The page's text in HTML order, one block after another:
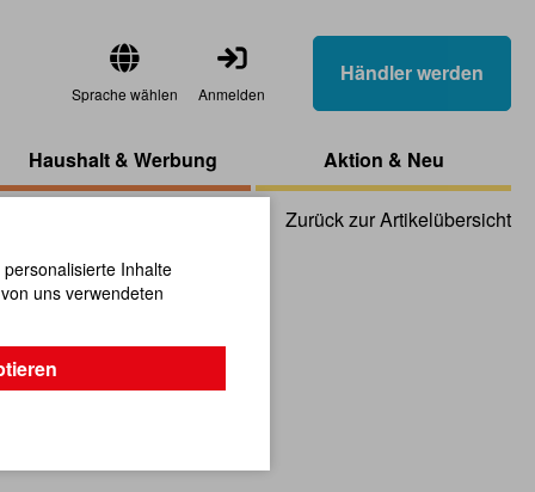
Sprache wählen Anmelden
Händler werden
Haushalt & Werbung Aktion & Neu
Zurück zur Artikelübersicht
6 cm
Inhalte
uns verwendeten